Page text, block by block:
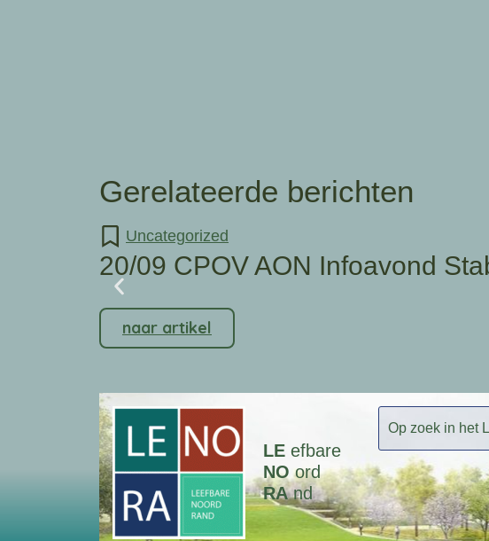
Gerelateerde berichten
Uncategorized
20/09 CPOV AON Infoavond
naar artikel
LE efbare
NO ord
RAnd